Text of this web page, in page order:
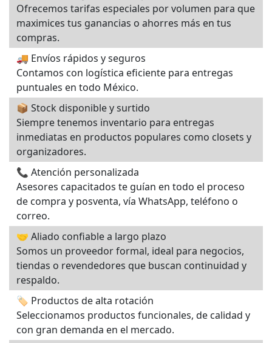
Ofrecemos tarifas especiales por volumen para que
maximices tus ganancias o ahorres más en tus
compras.
🚚 Envíos rápidos y seguros
Contamos con logística eficiente para entregas
puntuales en todo México.
📦 Stock disponible y surtido
Siempre tenemos inventario para entregas
inmediatas en productos populares como closets y
organizadores.
📞 Atención personalizada
Asesores capacitados te guían en todo el proceso
de compra y posventa, vía WhatsApp, teléfono o
correo.
🤝 Aliado confiable a largo plazo
Somos un proveedor formal, ideal para negocios,
tiendas o revendedores que buscan continuidad y
respaldo.
🏷️ Productos de alta rotación
Seleccionamos productos funcionales, de calidad y
con gran demanda en el mercado.